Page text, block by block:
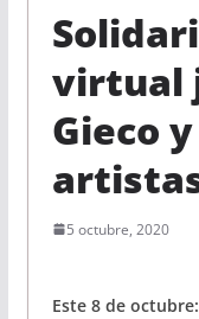
virtual
Gieco
5 octubre, 2020
Este 8 de